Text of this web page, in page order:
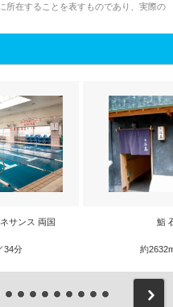
在することを表すものであり、実際の
サンス 両国
34分
鮨
約